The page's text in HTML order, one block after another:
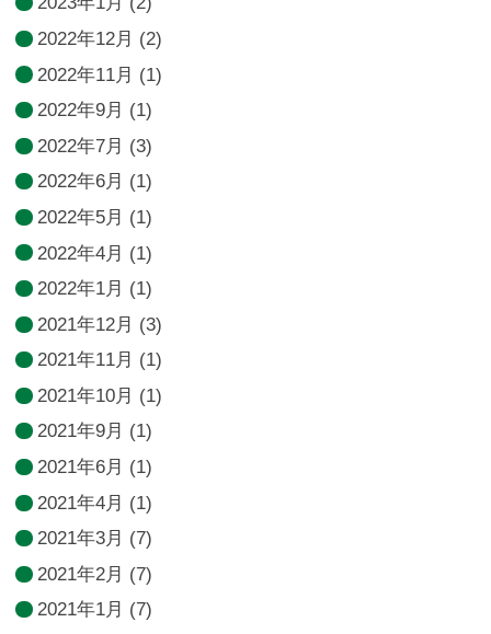
2022年12月 (2)
2022年11月 (1)
2022年9月 (1)
2022年7月 (3)
2022年6月 (1)
2022年5月 (1)
2022年4月 (1)
2022年1月 (1)
2021年12月 (3)
2021年11月 (1)
2021年10月 (1)
2021年9月 (1)
2021年6月 (1)
2021年4月 (1)
2021年3月 (7)
2021年2月 (7)
2021年1月 (7)